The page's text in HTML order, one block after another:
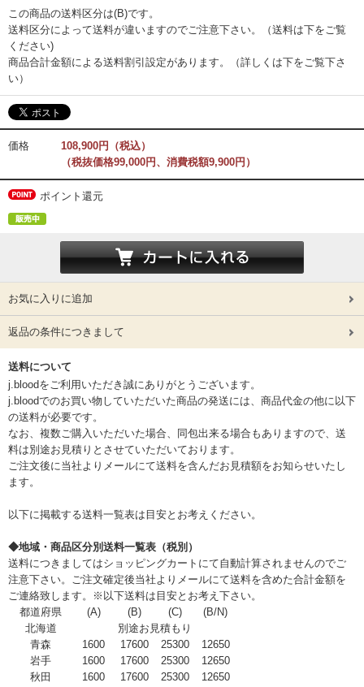
この商品の送料区分は(B)です。
送料区分によって送料が違いますのでご注意下さい。（送料は下をご覧
ください)
商品合計金額による送料割引設定があります。（詳しくは下をご覧下さ
い）
価格
108,900円（税込）
（税抜価格99,000円、消費税額9,900円）
ポイント還元
お気に入りに追加
返品の条件につきまして
送料について
j.bloodをご利用いただき誠にありがとうございます。
j.bloodでのお買い物していただいた商品の発送には、商品代金の他に以下
の送料が必要です。
なお、複数ご購入いただいた場合、同包出来る場合もありますので、送
料は別途お見積りとさせていただいております。
ご注文後に当社よりメールにて送料を含んだお見積額をお知らせいたし
ます。
以下に掲載する送料一覧表は目安とお考えください。
◆地域・商品区分別送料一覧表（税別）
送料につきましてはショッピングカートにて自動計算されませんのでご
注意下さい。ご注文確定後当社よりメールにて送料を含めた合計金額を
ご連絡致します。※以下送料は目安とお考え下さい。
都道府県
(A) (B) (C)
(B/N)
北海道
別途お見積もり
青森
1600 17600 25300
12650
岩手
1600 17600 25300
12650
秋田
1600 17600 25300
12650